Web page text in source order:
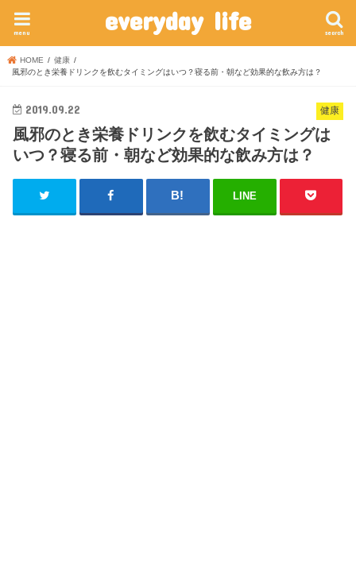
everyday life search
menu
HOME
健康
風邪のとき栄養ドリンクを飲むタイミングはいつ？寝る前・朝など効果的な飲み方は？
健康
2019.09.22
風邪のとき栄養ドリンクを飲むタイミングは
いつ？寝る前・朝など効果的な飲み方は？
LINE